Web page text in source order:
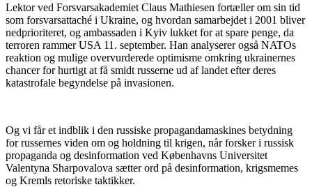
Lektor ved Forsvarsakademiet Claus Mathiesen fortæller om sin tid
som forsvarsattaché i Ukraine, og hvordan samarbejdet i 2001 bliver
nedprioriteret, og ambassaden i Kyiv lukket for at spare penge, da
terroren rammer USA 11. september. Han analyserer også NATOs
reaktion og mulige overvurderede optimisme omkring ukrainernes
chancer for hurtigt at få smidt russerne ud af landet efter deres
katastrofale begyndelse på invasionen.
Og vi får et indblik i den russiske propagandamaskines betydning
for russernes viden om og holdning til krigen, når forsker i russisk
propaganda og desinformation ved Københavns Universitet
Valentyna Sharpovalova sætter ord på desinformation, krigsmemes
og Kremls retoriske taktikker.